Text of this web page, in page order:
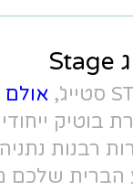
בנתניה
תפריט שף
תוכן רחב.
לא נראה